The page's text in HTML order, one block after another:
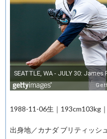
1988-11-06生｜193cm103kg
出身地／カナダ ブリティッシ